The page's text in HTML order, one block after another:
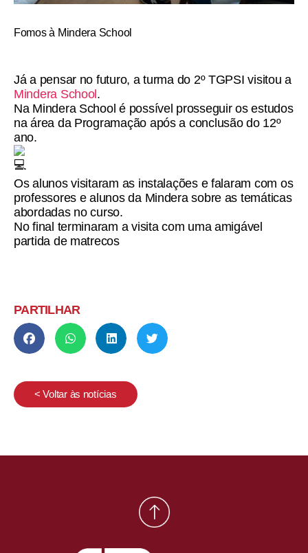
Fomos à Mindera School
Já a pensar no futuro, a turma do 2º TGPSI visitou a
Mindera School.
Na Mindera School é possível prosseguir os estudos
na área da Programação após a conclusão do 12º
ano.
Os alunos visitaram as instalações e falaram com os
professores e alunos da Mindera sobre as temáticas
abordadas no curso.
No final terminaram a visita com uma amigável
partida de matrecos
PARTILHAR
< Voltar às notícias